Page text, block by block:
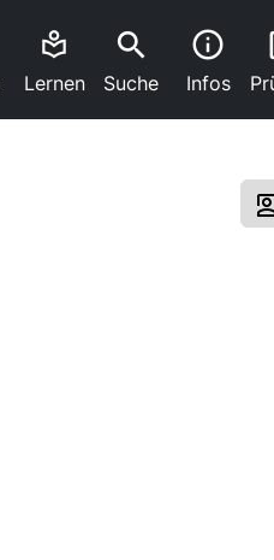
local_library
Lernen
search
Suche
info
Infos